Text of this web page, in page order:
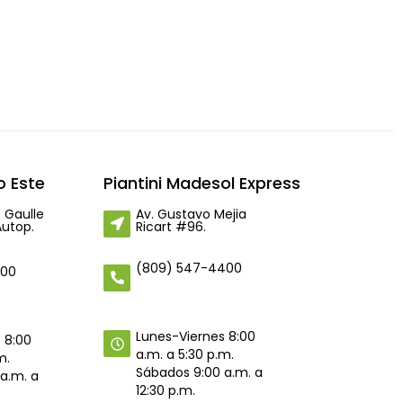
Este
Gaulle
8:00
a
Piantini Madesol Express
Av. Gustavo Mejia
Ricart #96.
(809) 547-4400
Lunes-Viernes 8:00
a.m. a 5:30 p.m.
Sábados 9:00 a.m. a
12:30 p.m.